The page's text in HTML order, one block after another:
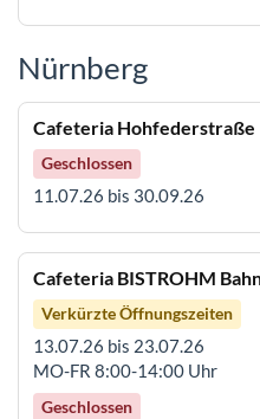
Nürnberg
Cafeteria Hohfederstraße
Geschlossen
11.07.26 bis 30.09.26
Cafeteria BISTROHM
Verkürzte Öffnungszeiten
13.07.26 bis 23.07.26
MO-FR 8:00-14:00 Uhr
Geschlossen